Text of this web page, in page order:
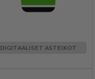
DIGITAALISET ASTEIKOT